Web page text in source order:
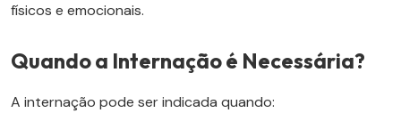
físicos e emocionais.
Quando a Internação é Necessária?
A internação pode ser indicada quando: